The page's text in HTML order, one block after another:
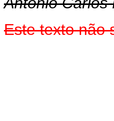
Este texto não